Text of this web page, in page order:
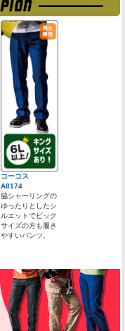
コーコス
A8174
脇シャーリングの
ゆったりとしたシ
ルエットでビック
サイズの方も履き
やすいパンツ。